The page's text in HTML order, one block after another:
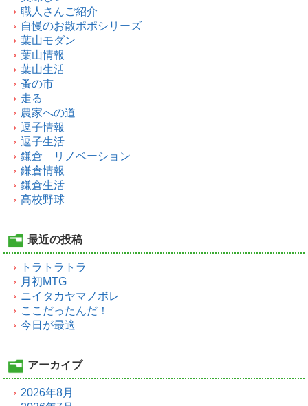
職人さんご紹介
自慢のお散ポポシリーズ
葉山モダン
葉山情報
葉山生活
蚤の市
走る
農家への道
逗子情報
逗子生活
鎌倉 リノベーション
鎌倉情報
鎌倉生活
高校野球
最近の投稿
トラトラトラ
月初MTG
ニイタカヤマノボレ
ここだったんだ！
今日が最適
アーカイブ
2026年8月